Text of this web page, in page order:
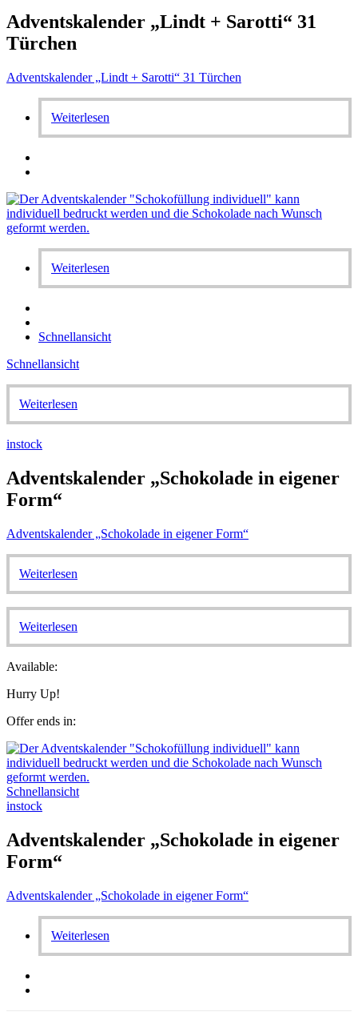
Adventskalender „Lindt + Sarotti“ 31
Türchen
Adventskalender „Lindt + Sarotti“ 31 Türchen
Weiterlesen
Weiterlesen
Schnellansicht
Schnellansicht
Weiterlesen
instock
Adventskalender „Schokolade in eigener
Form“
Adventskalender „Schokolade in eigener Form“
Weiterlesen
Weiterlesen
Available:
Hurry Up!
Offer ends in:
Schnellansicht
instock
Adventskalender „Schokolade in eigener
Form“
Adventskalender „Schokolade in eigener Form“
Weiterlesen